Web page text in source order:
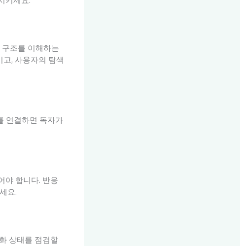
조를 이해하는
, 사용자의 탐색
연결하면 독자가
야 합니다. 반응
요.
상태를 점검할